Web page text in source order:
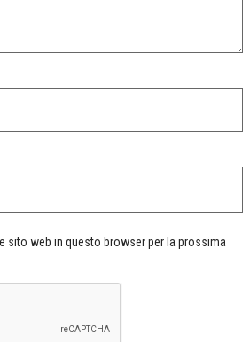
sito web in questo browser per la prossima